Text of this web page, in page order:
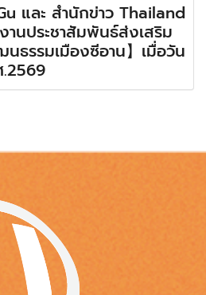
และ สำนักข่าว Thailand
านประชาสัมพันธ์ส่งเสริม
ธรรมเมืองซีอาน】เมื่อวัน